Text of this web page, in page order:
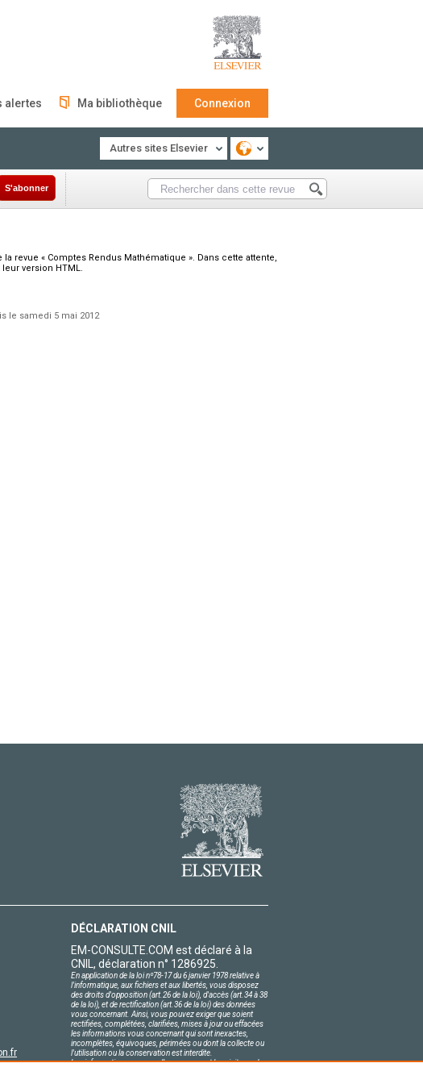
alertes Ma bibliothèque Connexion
Autres sites Elsevier
S'abonner
revue « Comptes Rendus Mathématique ». Dans cette attente,
version HTML.
le samedi 5 mai 2012
DÉCLARATION CNIL
EM-CONSULTE.COM est déclaré à la
CNIL, déclaration n° 1286925.
En application de la loi nº78-17 du 6 janvier 1978 relative à
l'informatique, aux fichiers et aux libertés, vous disposez
des droits d'opposition (art.26 de la loi), d'accès (art.34 à 38
de la loi), et de rectification (art.36 de la loi) des données
vous concernant. Ainsi, vous pouvez exiger que soient
rectifiées, complétées, clarifiées, mises à jour ou effacées
les informations vous concernant qui sont inexactes,
incomplètes, équivoques, périmées ou dont la collecte ou
l'utilisation ou la conservation est interdite.
Les informations personnelles concernant les visiteurs de